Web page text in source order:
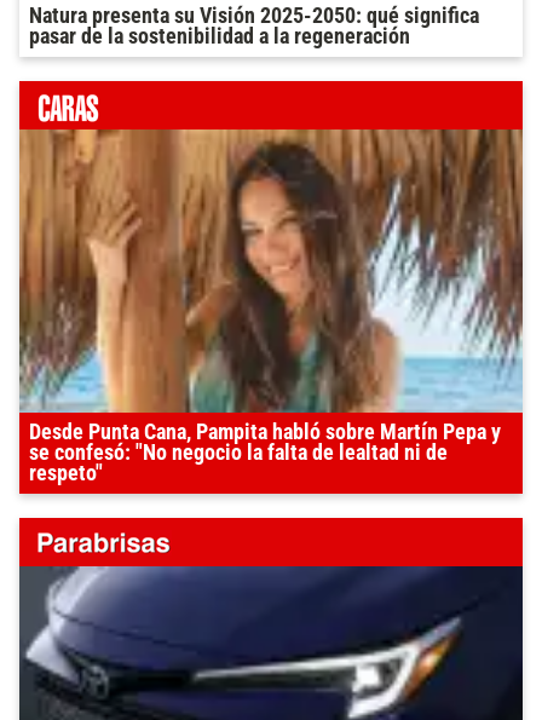
Natura presenta su Visión 2025-2050: qué significa
pasar de la sostenibilidad a la regeneración
Desde Punta Cana, Pampita habló sobre Martín Pepa y
se confesó: "No negocio la falta de lealtad ni de
respeto"